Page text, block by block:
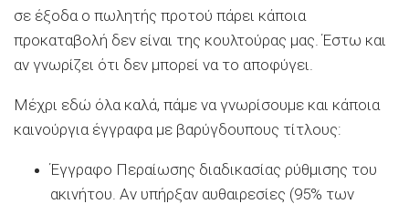
σε έξοδα ο πωλητής προτού πάρει κάποια
προκαταβολή δεν είναι της κουλτούρας μας. Έστω και
αν γνωρίζει ότι δεν μπορεί να το αποφύγει.
Μέχρι εδώ όλα καλά, πάμε να γνωρίσουμε και κάποια
καινούργια έγγραφα με βαρύγδουπους τίτλους:
Έγγραφο Περαίωσης διαδικασίας ρύθμισης του
ακινήτου. Αν υπήρξαν αυθαιρεσίες (95% των